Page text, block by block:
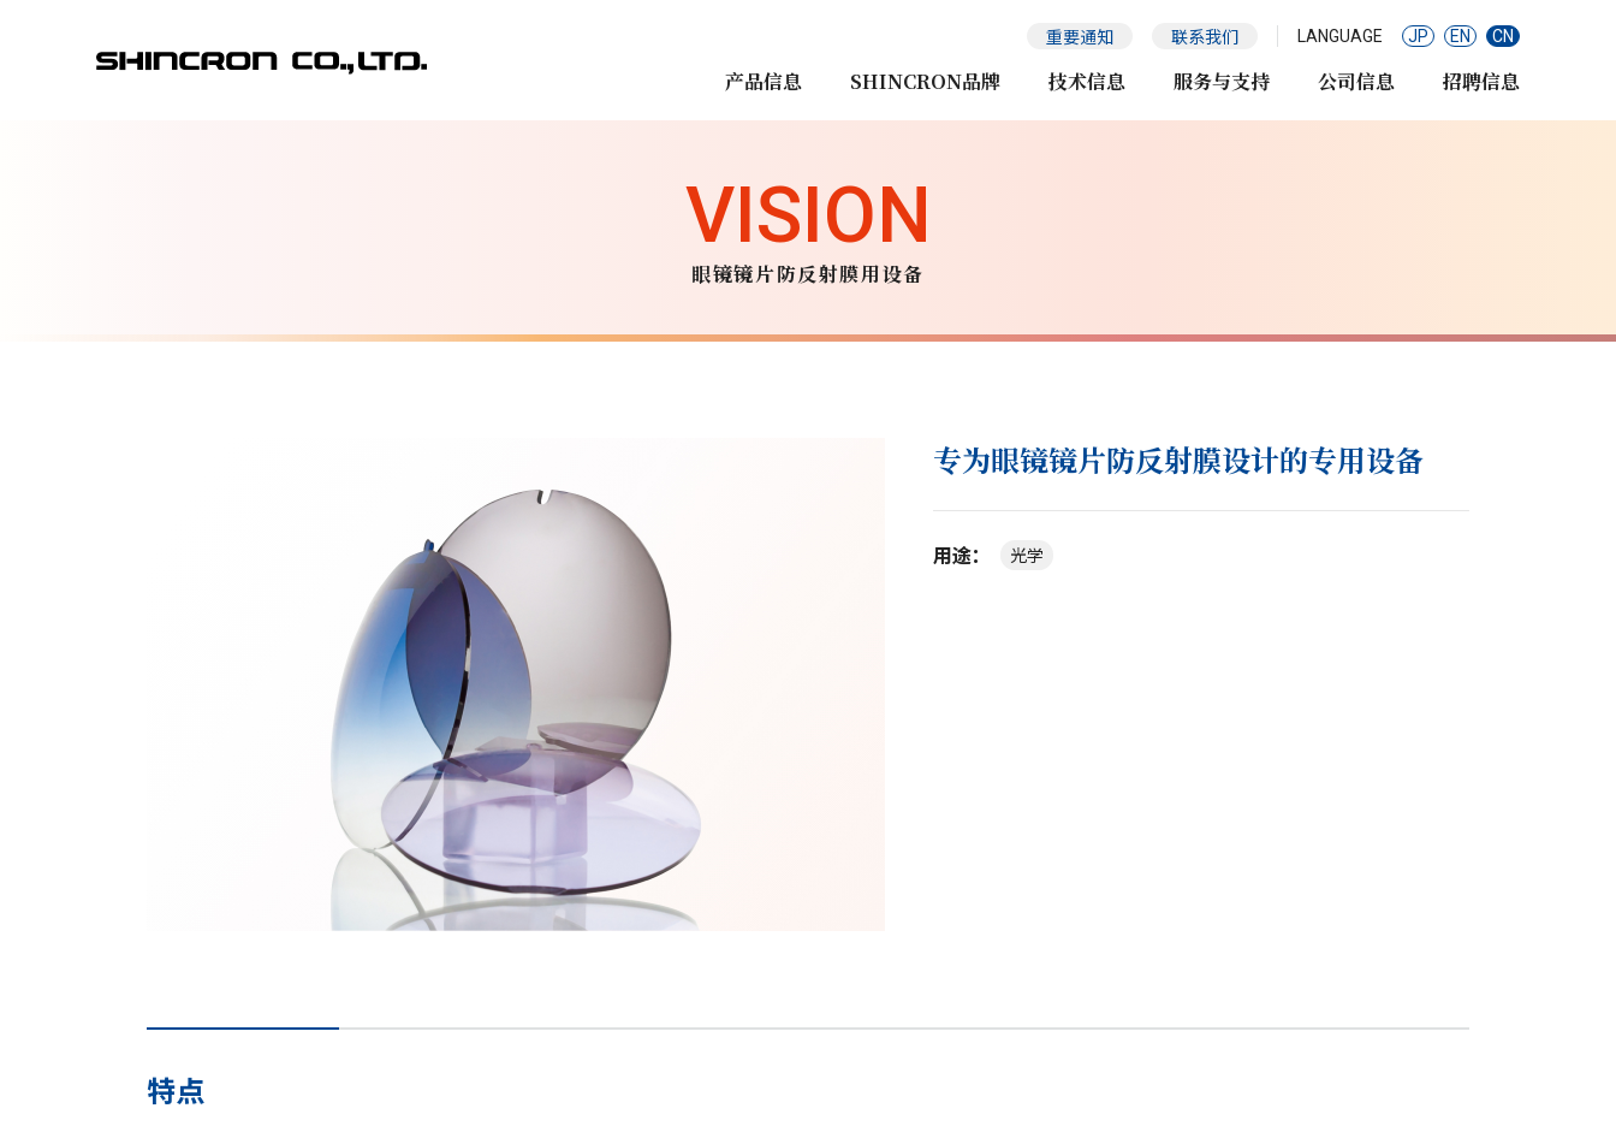
重要通知 联系我们 LANGUAGE JP EN CN
产品信息 SHINCRON品牌 技术信息 服务与支持 公司信息 招聘信息
眼镜镜片防反射膜用设备
专为眼镜镜片防反射膜设计的专用设备
用途： 光学
特点